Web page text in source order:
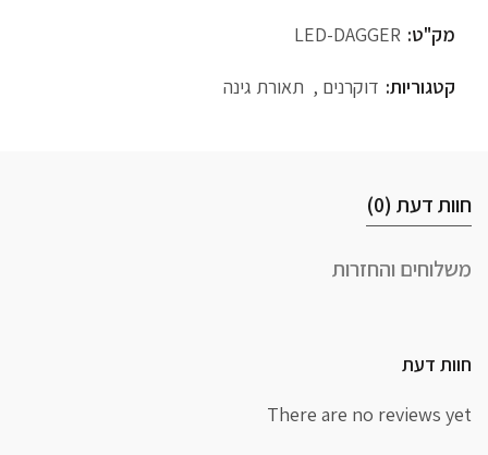
מק"ט: LED-DAGGER
קטגוריות: דוקרנים , תאורת גינה
חוות דעת (0)
משלוחים והחזרות
חוות דעת
There are no reviews yet